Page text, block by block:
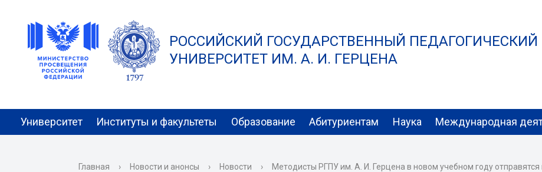
РОССИЙСКИЙ ГОСУДАРСТВЕННЫЙ ПЕДАГОГИЧЕСКИЙ
УНИВЕРСИТЕТ ИМ. А. И. ГЕРЦЕНА
Университет Институты и факультеты Образование Абитуриентам Наука Международная
Главная › Новости и анонсы › Новости › Методисты РГПУ им. А. И. Герцена в новом учебном году отправятся